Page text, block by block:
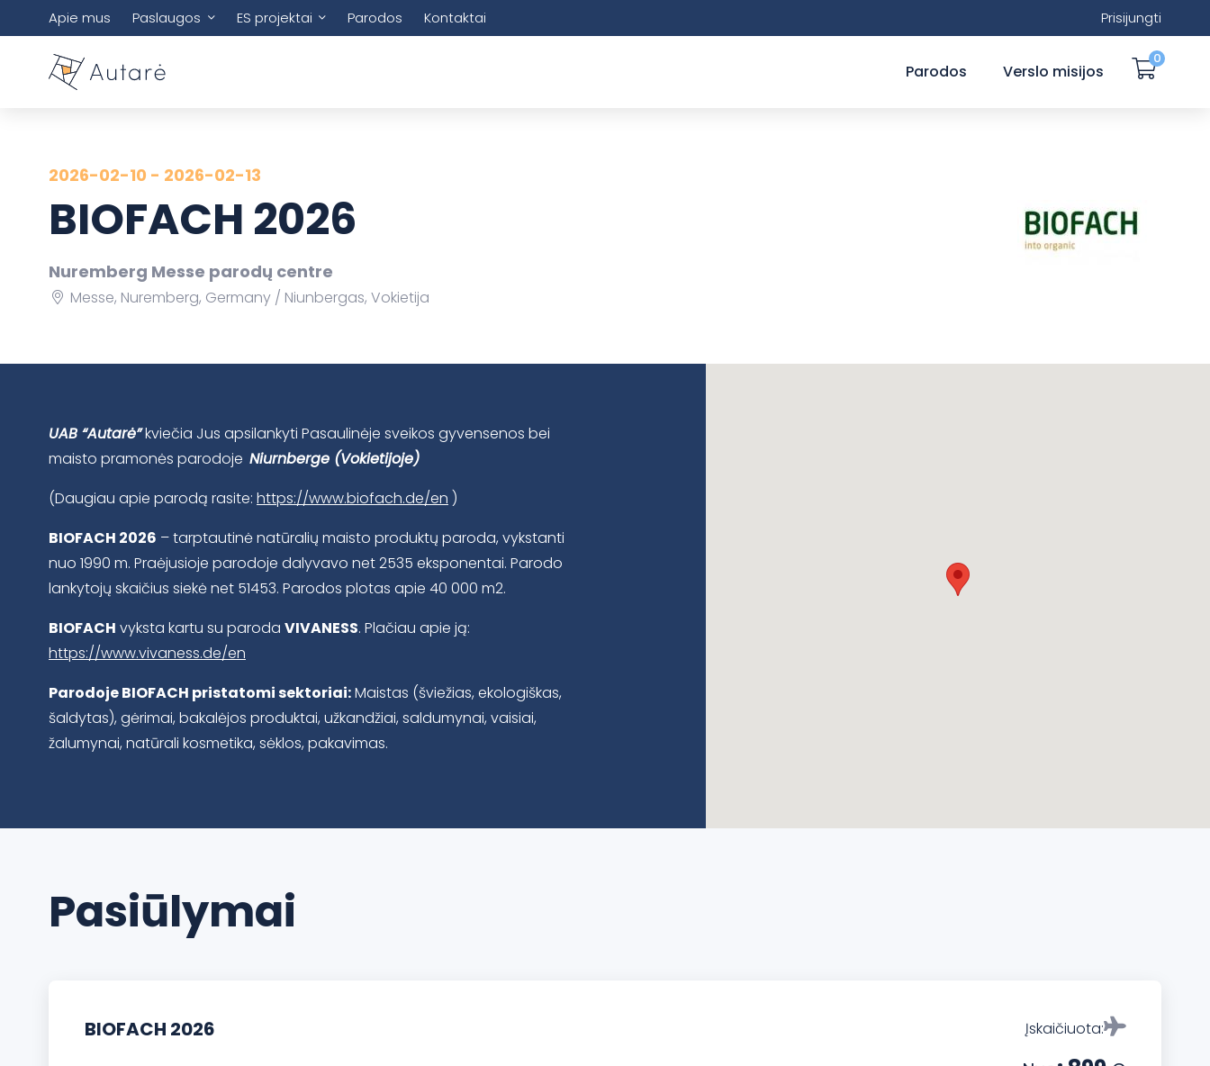
Apie mus Paslaugos ES projektai Parodos Kontaktai Prisijungti
Parodos Verslo misijos
0
2026-02-10 - 2026-02-13
BIOFACH 2026
Nuremberg Messe parodų centre
Messe, Nuremberg, Germany Niunbergas, Vokietija
UAB “Autarė”kviečia Jus apsilankyti Pasaulinėje sveikos gyvensenos bei
maisto pramonės parodoje Niurnberge (Vokietijoje)
(Daugiau apie parodą rasite: https://www.biofach.de/en )
BIOFACH 2026 – tarptautinė natūralių maisto produktų paroda, vykstanti
nuo 1990 m. Praėjusioje parodoje dalyvavo net 2535 eksponentai. Parodo
lankytojų skaičius siekė net 51453. Parodos plotas apie 40 000 m2.
BIOFACH vyksta kartu su paroda VIVANESS. Plačiau apie ją:
https://www.vivaness.de/en
Parodoje BIOFACH pristatomi sektoriai:Maistas (šviežias, ekologiškas,
šaldytas), gėrimai, bakalėjos produktai, užkandžiai, saldumynai, vaisiai,
žalumynai, natūrali kosmetika, sėklos, pakavimas.
Pasiūlymai
BIOFACH 2026 Įskaičiuota: